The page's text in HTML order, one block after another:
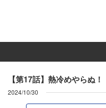
【第17話】熱冷めやらぬ！
2024/10/30